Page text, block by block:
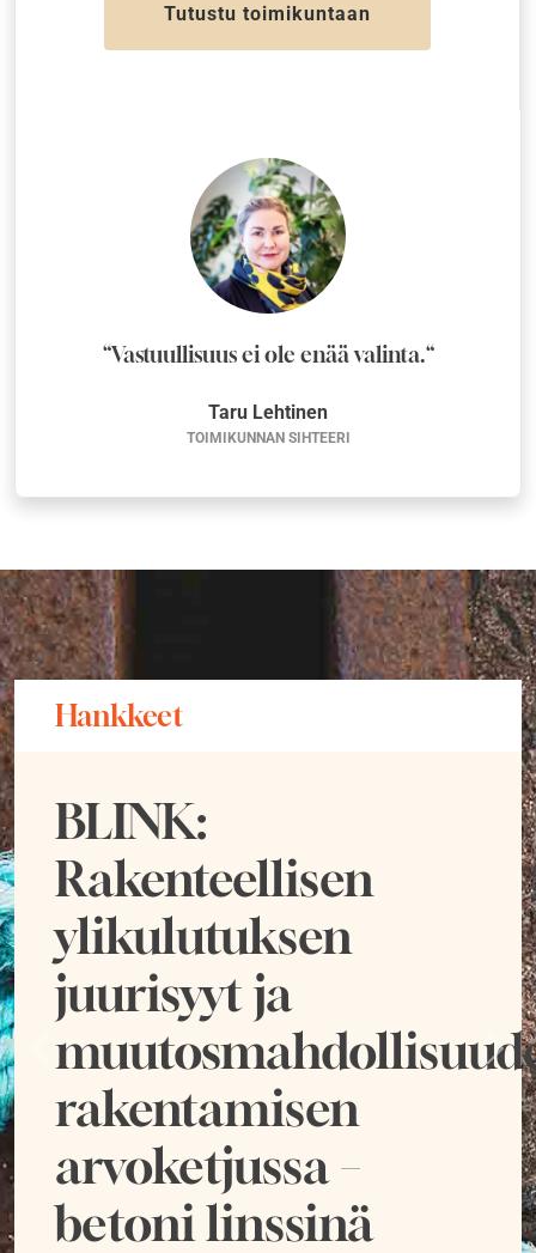
Tutustu toimikuntaan
“Vastuullisuus ei ole enää valinta.“
Taru Lehtinen
TOIMIKUNNAN SIHTEERI
Hankkeet
BLINK:
Rakenteellisen
ylikulutuksen
juurisyyt ja
rakentamisen
arvoketjussa –
betoni linssinä
Previous Next